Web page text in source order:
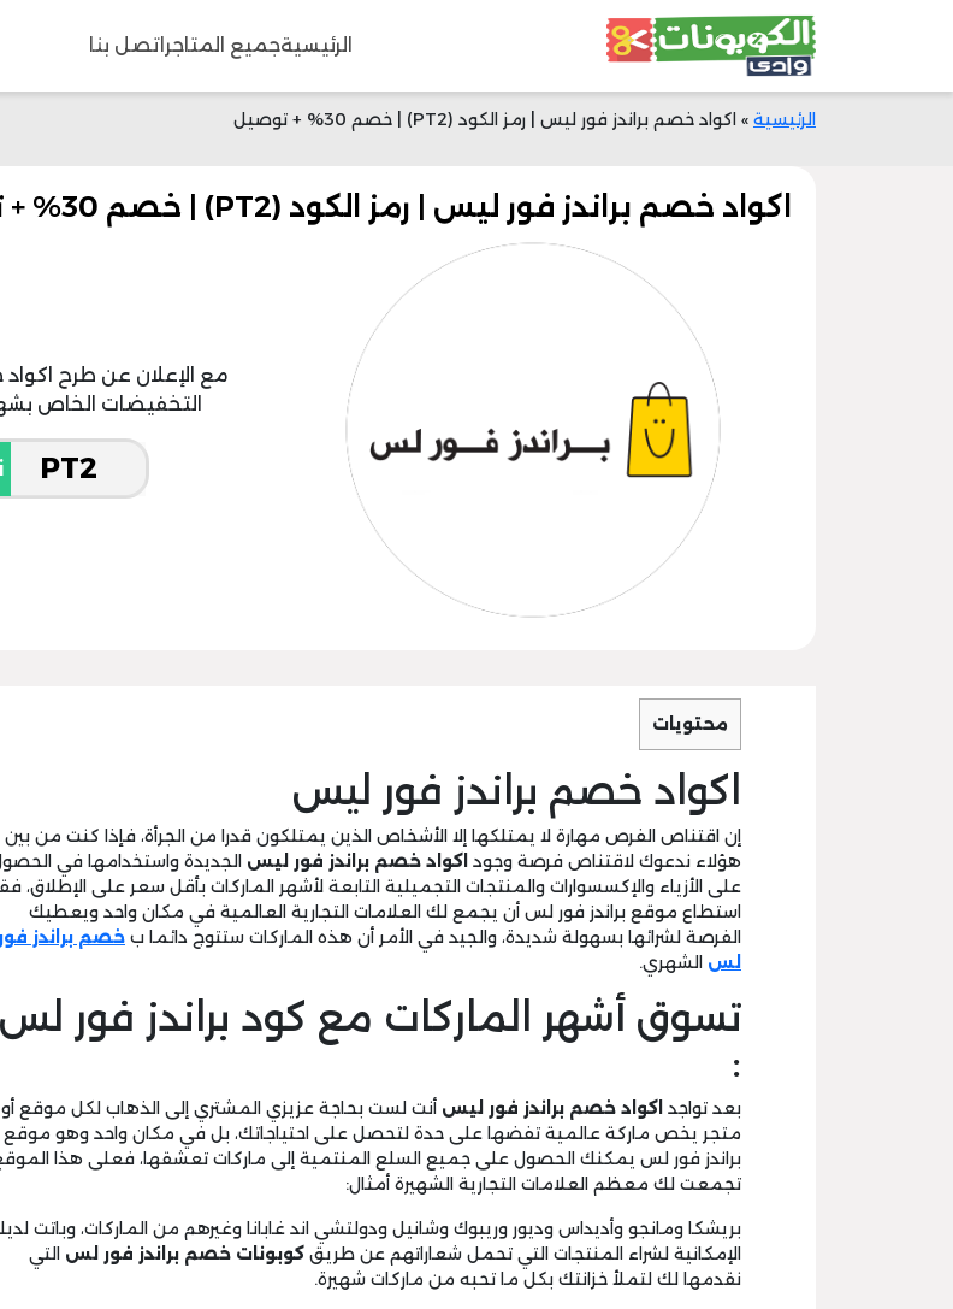
الرئيسيةجميع المتاجر اتصل بنا
الرئيسية » اكواد خصم براندز فور ليس | رمز الكود (PT2) | خصم 30% + توصيل
اكواد خصم براندز فور ليس | رمز الكود (PT2) | خصم 30% + توصيل
التخفيضات الخاص
محتويات
اكواد خصم براندز فور ليس
إن اقتناص الفرص مهارة لا يمتلكها إلا الأشخاص الذين يمتلكون قدرا من الجرأة، فإذا كنت من بين
هؤلاء ندعوك لاقتناص فرصة وجود اكواد خصم براندز فور ليس الجديدة واستخدامها في
على الأزياء والإكسسوارات والمنتجات التجميلية التابعة لأشهر الماركات بأقل سعر على الإطلاق،
استطاع موقع براندز فور لس أن يجمع لك العلامات التجارية العالمية في مكان واحد ويعطيك
الفرصة لشرائها بسهولة شديدة، والجيد في الأمر أن هذه الماركات ستتوج دائما ب خصم براندز فور
لس الشهري.
تسوق أشهر الماركات مع كود براندز فور لس
:
بعد تواجد اكواد خصم براندز فور ليس أنت لست بحاجة عزيزي المشتري إلى الذهاب لكل موقع أو
متجر يخص ماركة عالمية تفضها على حدة لتحصل على احتياجاتك، بل في مكان واحد وهو موقع
براندز فور لس يمكنك الحصول على جميع السلع المنتمية إلى ماركات تعشقها، فعلى هذا
تجمعت لك معظم العلامات التجارية الشهيرة أمثال:
بريشكا ومانجو وأديداس وديور وريبوك وشانيل ودولتشي اند غابانا وغيرهم من الماركات، وباتت
الإمكانية لشراء المنتجات التي تحمل شعاراتهم عن طريق كوبونات خصم براندز فور لس التي
نقدمها لك لتملأ خزانتك بكل ما تحبه من ماركات شهيرة.